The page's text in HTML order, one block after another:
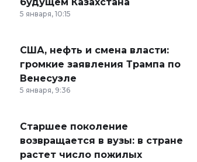
5 января, 10:15
США, нефть и смена власти:
громкие заявления Трампа по
Венесуэле
5 января, 9:36
Старшее поколение
возвращается в вузы: в стране
растет число пожилых